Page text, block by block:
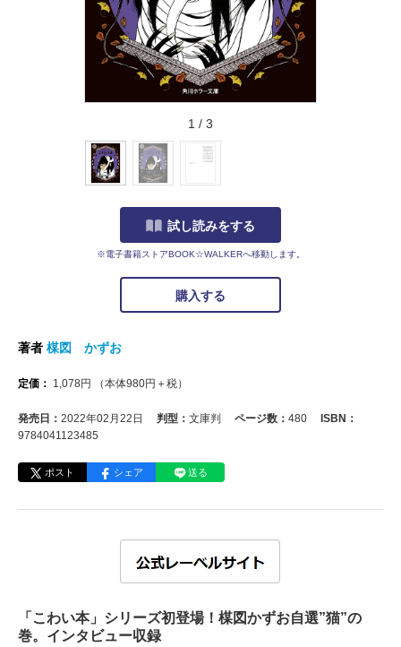
1 / 3
試し読みをする
※電子書籍ストアBOOK☆WALKERへ移動します。
購入する
著者 楳図 かずお
定価： 1,078円 （本体980円＋税）
発売日： 2022年02月22日 判型： 文庫判 ページ数： 480
ISBN：
9784041123485
ポスト シェア 送る
「こわい本」シリーズ初登場！楳図かずお自選”猫”の
巻。インタビュー収録